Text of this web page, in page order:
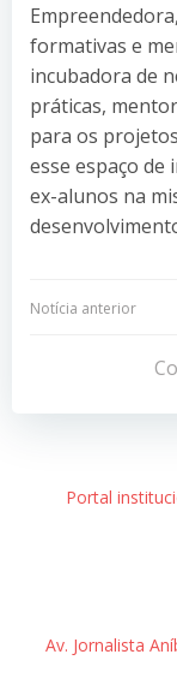
formativas e
incubadora de
práticas,
para os
esse espaço de
ex-alunos na
Post
Notícia anterior
Portal
Av. Jornalista